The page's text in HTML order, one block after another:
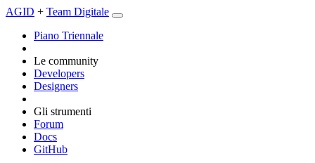
AGID + Team Digitale
Piano Triennale
Le community
Developers
Designers
Gli strumenti
Forum
Docs
GitHub